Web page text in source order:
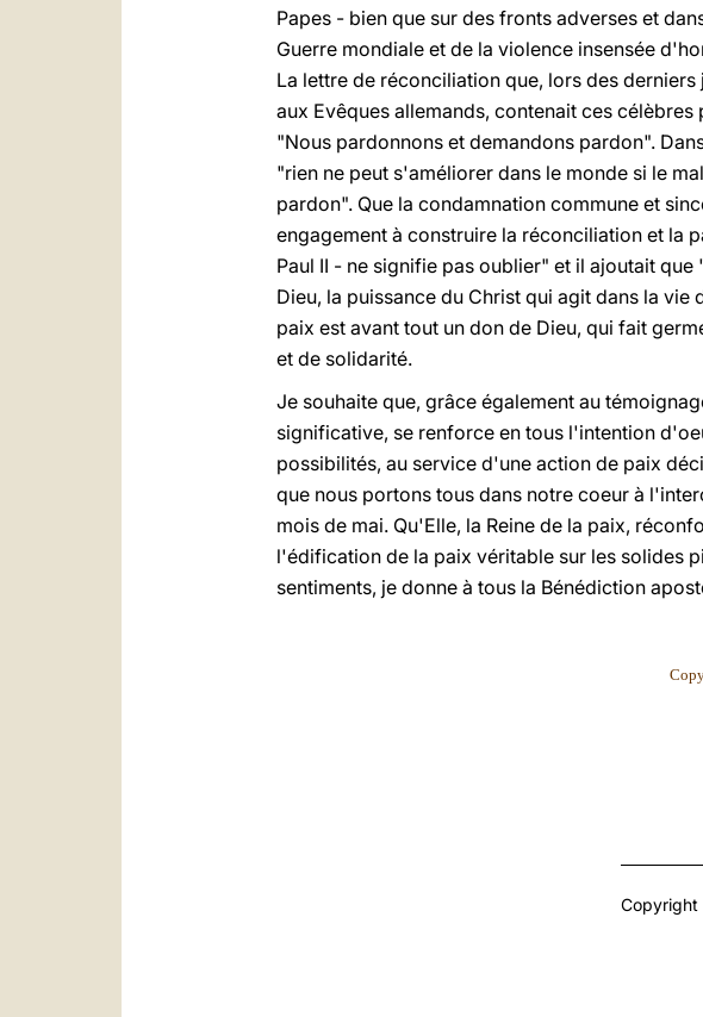
Papes - bien que sur des fronts adverses et
Guerre mondiale et de la violence insensée
La lettre de réconciliation que, lors des
aux Evêques allemands, contenait ces
"Nous pardonnons et demandons pardon".
"rien ne peut s'améliorer dans le monde si le
pardon". Que la condamnation commune et
engagement à construire la réconciliation et la
Paul II - ne signifie pas oublier" et il ajoutait
Dieu, la puissance du Christ qui agit dans la vie
paix est avant tout un don de Dieu, qui fait
et de solidarité.
Je souhaite que, grâce également au
significative, se renforce en tous l'intention
possibilités, au service d'une action de paix
que nous portons tous dans notre coeur à
mois de mai. Qu'Elle, la Reine de la paix,
l'édification de la paix véritable sur les solides
sentiments, je donne à tous la Bénédiction
Copyright